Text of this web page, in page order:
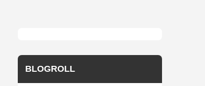
BLOGROLL